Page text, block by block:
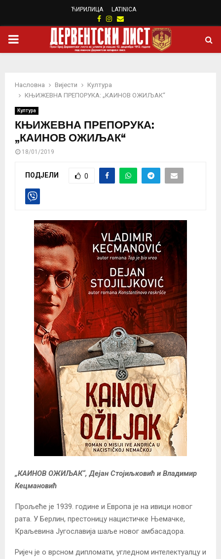
ЋИРИЛИЦА LATINICA
Facebook
Instagram
Email
PRIMARY
Насловна Вијести
Култура
КЊИЖЕВНА ПРЕПОРУКА: „КАИНОВ ОЖИЉАК“
Култура
КЊИЖЕВНА ПРЕПОРУКА:
„КАИНОВ ОЖИЉАК“
18/01/2019
ПОДЈЕЛИ 0
„КАИНОВ ОЖИЉАК“, Дејан Стојиљковић и Владимир
Кецмановић
Прољеће је 1939. године и Европа је на ивици новог
рата. У Берлин, престоницу нацистичке Њемачке,
Краљевина Југославија шаље новог амбасадора.
Ријеч је о врсном дипломати, угледном интелектуалцу и